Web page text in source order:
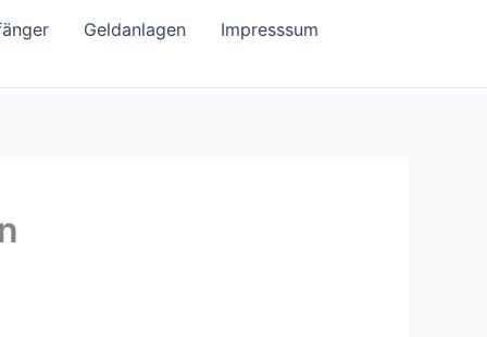
Geldanlagen Impresssum